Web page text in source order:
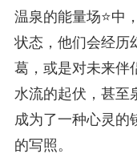
温泉的能量场⭐中
状态，他们会经历
葛，或是对未来伴
水流的起伏，甚至
成为了一种心灵的
的写照。